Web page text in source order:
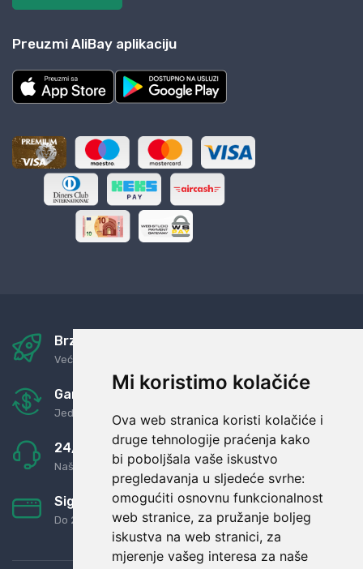
Mi koristimo kolačiće
Ova web stranica koristi kolačiće i
druge tehnologije praćenja kako
bi poboljšala vaše iskustvo
pregledavanja u sljedeće svrhe:
omogućiti osnovnu funkcionalnost
web stranice, za pružanje boljeg
iskustva na web stranici, za
mjerenje vašeg interesa za naše
Preuzmi AliBay aplikaciju
Brza i sigurna dostava
Već za nekoliko dana kod vas
Garancija u povrat novaca
Jednostavno pravilo: Roba za novac
24/7 odlična podrška
Naši agenti uvijek na raspolaganju
Sigurno obročno plaćanje
Do 24 rata bez kamata